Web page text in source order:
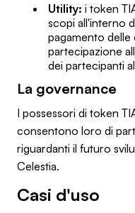
Utility: i token
scopi all'interno
pagamento delle
partecipazione
dei partecipanti
La governance
I possessori di token
consentono loro di
riguardanti il futuro
Celestia.
Casi d'uso